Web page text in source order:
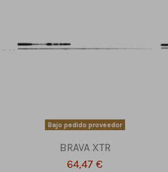
Bajo pedido proveedor
BRAVA XTR
64,47 €